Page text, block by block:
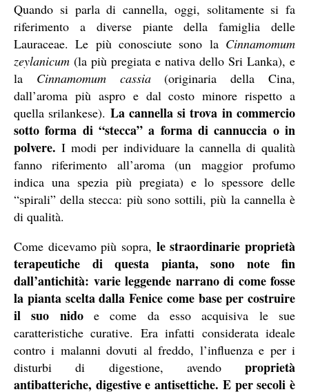
Quando si parla di cannella, oggi, solitamente si fa
riferimento a diverse piante della famiglia delle
Lauraceae. Le più conosciute sono la Cinnamomum
zeylanicum (la più pregiata e nativa dello Sri Lanka), e
la Cinnamomum cassia(originaria della Cina,
dall’aroma più aspro e dal costo minore rispetto a
quella srilankese). La cannella si trova in commercio
sotto forma di “stecca” a forma di cannuccia o in
polvere. I modi per individuare la cannella di qualità
fanno riferimento all’aroma (un maggior profumo
indica una spezia più pregiata) e lo spessore delle
“spirali” della stecca: più sono sottili, più la cannella è
di qualità.
Come dicevamo più sopra, le straordinarie proprietà
terapeutiche di questa pianta, sono note fin
dall’antichità: varie leggende narrano di come fosse
la pianta scelta dalla Fenice come base per costruire
il suo nidoe come da esso acquisiva le sue
caratteristiche curative. Era infatti considerata ideale
contro i malanni dovuti al freddo, l’influenza e per i
disturbi di digestione, avendoproprietà
antibatteriche, digestive e antisettiche. E per secoli è